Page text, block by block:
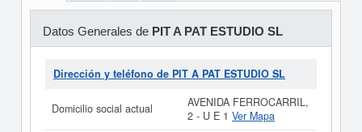
Datos Generales de PIT A PAT ESTUDIO SL
Dirección y teléfono de PIT A PAT ESTUDIO SL
Domicilio social actual
AVENIDA FERROCARRIL,
2 - U E 1 Ver Mapa